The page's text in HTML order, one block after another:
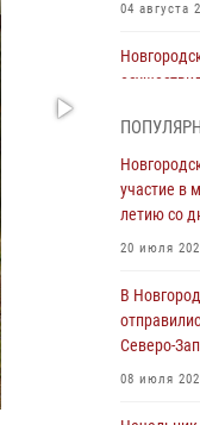
04 августа
радио
Росгвардии.
30 июля
В
участие в
летию со
20 июля
В
Северо-
08 июля